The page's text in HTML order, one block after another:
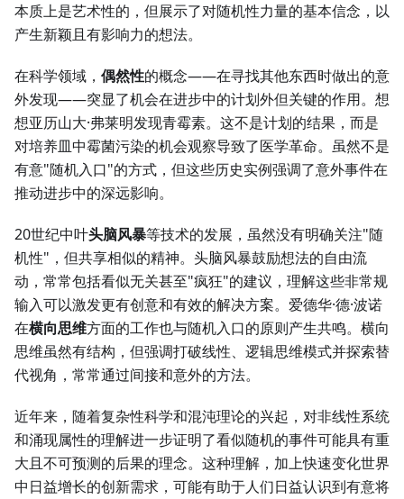
本质上是艺术性的，但展示了对随机性力量的基本信念，以
产生新颖且有影响力的想法。
在科学领域， 偶然性的概念——在寻找其他东西时做出的意
外发现——突显了机会在进步中的计划外但关键的作用。想
想亚历山大·弗莱明发现青霉素。这不是计划的结果，而是
对培养皿中霉菌污染的机会观察导致了医学革命。虽然不是
有意"随机入口"的方式，但这些历史实例强调了意外事件在
推动进步中的深远影响。
20世纪中叶头脑风暴等技术的发展，虽然没有明确关注"随
机性"，但共享相似的精神。头脑风暴鼓励想法的自由流
动，常常包括看似无关甚至"疯狂"的建议，理解这些非常规
输入可以激发更有创意和有效的解决方案。爱德华·德·波诺
在横向思维方面的工作也与随机入口的原则产生共鸣。横向
思维虽然有结构，但强调打破线性、逻辑思维模式并探索替
代视角，常常通过间接和意外的方法。
近年来，随着复杂性科学和混沌理论的兴起，对非线性系统
和涌现属性的理解进一步证明了看似随机的事件可能具有重
大且不可预测的后果的理念。这种理解，加上快速变化世界
中日益增长的创新需求，可能有助于人们日益认识到有意将